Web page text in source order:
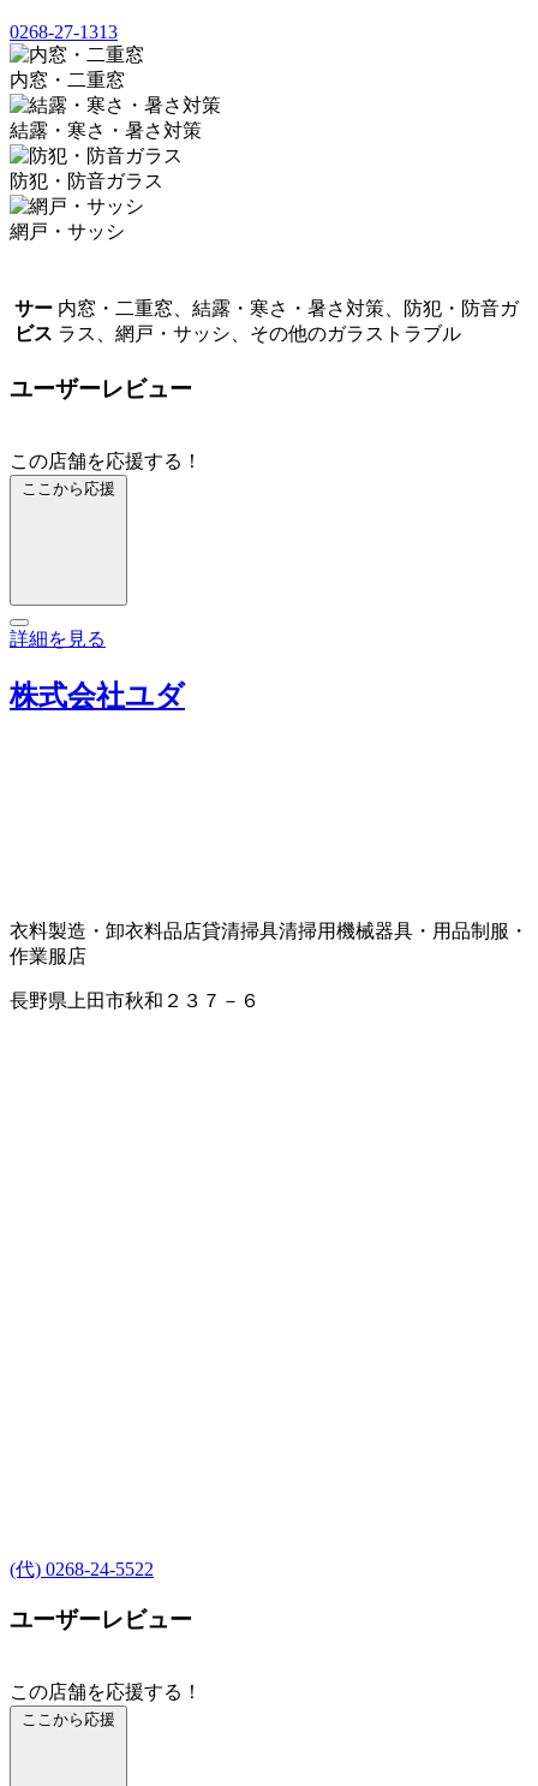
0268-27-1313
内窓・二重窓
結露・寒さ・暑さ対策
防犯・防音ガラス
網戸・サッシ
サー
ビス
内窓・二重窓、結露・寒さ・暑さ対策、防犯・防音ガ
ラス、網戸・サッシ、その他のガラストラブル
ユーザーレビュー
この店舗を応援する！
ここから応援
詳細を見る
株式会社ユダ
衣料製造・卸衣料品店貸清掃具清掃用機械器具・用品制服・
作業服店
長野県上田市秋和２３７－６
(代) 0268-24-5522
ユーザーレビュー
この店舗を応援する！
ここから応援